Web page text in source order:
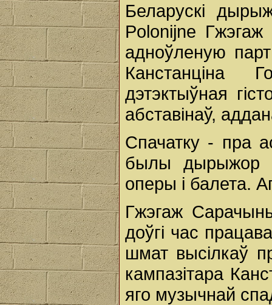
Беларускі
Polonijne Гжэгаж
адноўленую
Канстанціна
дэтэктыўная
абставінаў,
Спачатку - пра
былы дырыжор
оперы і балета.
Гжэгаж
доўгі час
шмат высілкаў
кампазітара
яго музычнай